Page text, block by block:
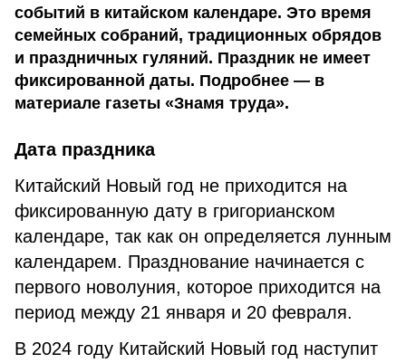
событий в китайском календаре. Это время
семейных собраний, традиционных обрядов
и праздничных гуляний. Праздник не имеет
фиксированной даты. Подробнее — в
материале газеты «Знамя труда».
Дата праздника
Китайский Новый год не приходится на
фиксированную дату в григорианском
календаре, так как он определяется лунным
календарем. Празднование начинается с
первого новолуния, которое приходится на
период между 21 января и 20 февраля.
В 2024 году Китайский Новый год наступит